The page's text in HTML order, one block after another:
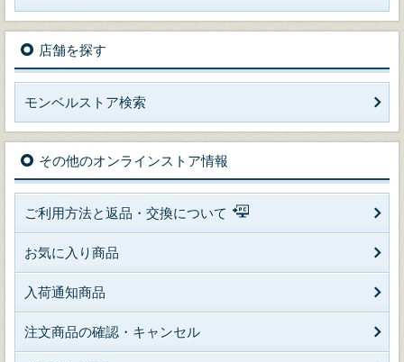
店舗を探す
モンベルストア検索
その他のオンラインストア情報
ご利用方法と返品・交換について
お気に入り商品
入荷通知商品
注文商品の確認・キャンセル